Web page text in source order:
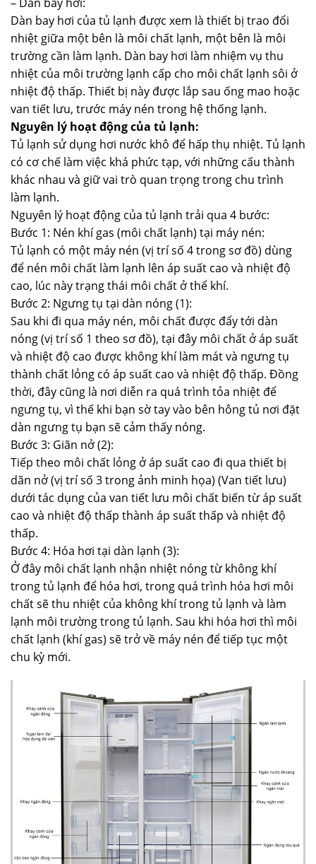
Dàn bay hơi của tủ lạnh được xem là thiết bị trao đổi
nhiệt giữa một bên là môi chất lạnh, một bên là môi
trường cần làm lạnh. Dàn bay hơi làm nhiệm vụ thu
nhiệt của môi trường lạnh cấp cho môi chất lạnh sôi ở
nhiệt độ thấp. Thiết bị này được lắp sau ống mao hoặc
van tiết lưu, trước máy nén trong hệ thống lạnh.
Nguyên lý hoạt động của tủ lạnh:
Tủ lạnh sử dụng hơi nước khô để hấp thụ nhiệt. Tủ lạnh
có cơ chế làm việc khá phức tạp, với những cấu thành
khác nhau và giữ vai trò quan trọng trong chu trình
làm lạnh.
Nguyên lý hoạt động của tủ lạnh trải qua 4 bước:
Bước 1: Nén khí gas (môi chất lạnh) tại máy nén:
Tủ lạnh có một máy nén (vị trí số 4 trong sơ đồ) dùng
để nén môi chất làm lạnh lên áp suất cao và nhiệt độ
cao, lúc này trạng thái môi chất ở thể khí.
Bước 2: Ngưng tụ tại dàn nóng (1):
Sau khi đi qua máy nén, môi chất được đẩy tới dàn
nóng (vị trí số 1 theo sơ đồ), tại đây môi chất ở áp suất
và nhiệt độ cao được không khí làm mát và ngưng tụ
thành chất lỏng có áp suất cao và nhiệt độ thấp. Đồng
thời, đây cũng là nơi diễn ra quá trình tỏa nhiệt để
ngưng tụ, vì thế khi bạn sờ tay vào bên hông tủ nơi đặt
dàn ngưng tụ bạn sẽ cảm thấy nóng.
Bước 3: Giãn nở (2):
Tiếp theo môi chất lỏng ở áp suất cao đi qua thiết bị
dãn nở (vị trí số 3 trong ảnh minh họa) (Van tiết lưu)
dưới tác dụng của van tiết lưu môi chất biến từ áp suất
cao và nhiệt độ thấp thành áp suất thấp và nhiệt độ
thấp.
Bước 4: Hóa hơi tại dàn lạnh (3):
Ở đây môi chất lạnh nhận nhiệt nóng từ không khí
trong tủ lạnh để hóa hơi, trong quá trình hóa hơi môi
chất sẽ thu nhiệt của không khí trong tủ lạnh và làm
lạnh môi trường trong tủ lạnh. Sau khi hóa hơi thì môi
chất lạnh (khí gas) sẽ trở về máy nén để tiếp tục một
chu kỳ mới.